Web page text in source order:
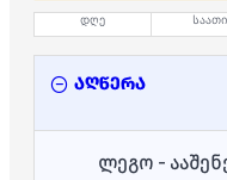
აღწერა
ლეგო -
დღე საათი